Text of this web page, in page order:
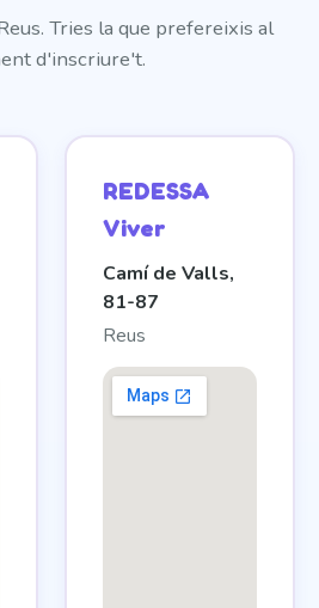
Tries la que prefereixis al
d'inscriure't.
REDESSA
Viver
Camí de Valls,
81-87
Reus